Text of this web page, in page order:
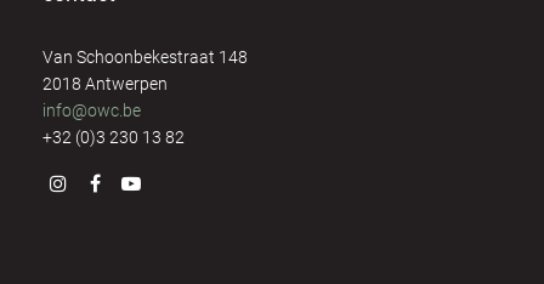
Van Schoonbekestraat 148
2018 Antwerpen
info@owc.be
+32 (0)3 230 13 82